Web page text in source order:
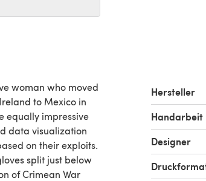
woman who moved
to Mexico in
equally impressive
data visualization
on their exploits.
split just below
of Crimean War
Hersteller
Handarbeit
Designer